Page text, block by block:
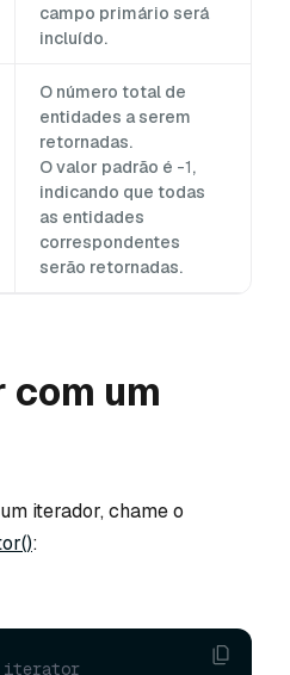
campo primário será
incluído.
O número total de
entidades a serem
retornadas.
O valor padrão é -1,
indicando que todas
as entidades
correspondentes
serão retornadas.
um
iterador, chame o
:
iterator